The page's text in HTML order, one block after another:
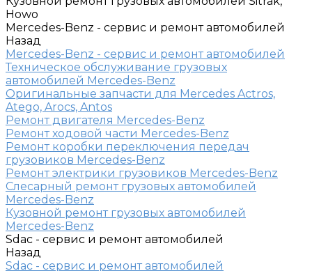
Howo
Mercedes-Benz - сервис и ремонт автомобилей
Назад
Mercedes-Benz - сервис и ремонт автомобилей
Техническое обслуживание грузовых
автомобилей Mercedes-Benz
Оригинальные запчасти для Mercedes Actros,
Atego, Arocs, Antos
Ремонт двигателя Mercedes-Benz
Ремонт ходовой части Mercedes-Benz
Ремонт коробки переключения передач
грузовиков Mercedes-Benz
Ремонт электрики грузовиков Mercedes-Benz
Слесарный ремонт грузовых автомобилей
Mercedes-Benz
Кузовной ремонт грузовых автомобилей
Mercedes-Benz
Sdac - сервис и ремонт автомобилей
Назад
Sdac - сервис и ремонт автомобилей